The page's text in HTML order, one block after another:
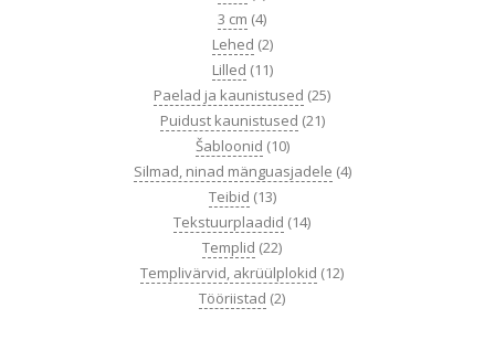
3 cm (4)
Lehed (2)
Lilled (11)
Paelad ja kaunistused (25)
Puidust kaunistused (21)
Šabloonid (10)
Silmad, ninad mänguasjadele (4)
Teibid (13)
Tekstuurplaadid (14)
Templid (22)
Templivärvid, akrüülplokid (12)
Tööriistad (2)